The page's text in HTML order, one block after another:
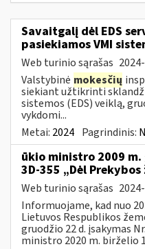
Savaitgalį dėl EDS
pasiekiamos VMI
Web turinio sąrašas
Valstybinė mokesčių
siekiant užtikrinti
sistemos (EDS) veiklą,
vykdomi...
Metai: 2024 Pagrindinis:
ūkio ministro 2009 m.
3D-355 „Dėl
Web turinio sąrašas
Informuojame, kad nuo
Lietuvos Respublikos
gruodžio 22 d. įsakymas
ministro 2020 m. birželio